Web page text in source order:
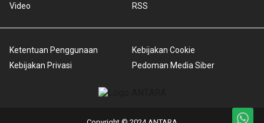
Video
RSS
Ketentuan Penggunaan
Kebijakan Privasi
Kebijakan Cookie
Pedoman Media Siber